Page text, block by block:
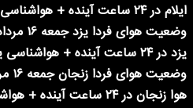
ایلام در ۲۴ ساعت آینده + هواشناسی ایلام
یزد در ۲۴ ساعت آینده + هواشناسی یزد
هوا زنجان در ۲۴ ساعت آینده + هواشناسی زنجان